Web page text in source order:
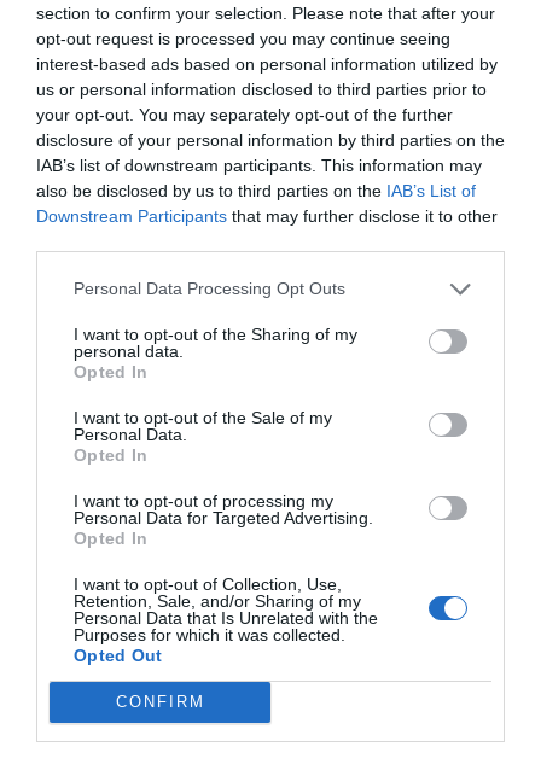
section to confirm your selection. Please note that after your
opt-out request is processed you may continue seeing
interest-based ads based on personal information utilized by
us or personal information disclosed to third parties prior to
your opt-out. You may separately opt-out of the further
disclosure of your personal information by third parties on the
IAB’s list of downstream participants. This information may
also be disclosed by us to third parties on the IAB’s List of
Downstream Participants that may further disclose it to other
Personal Data Processing Opt Outs
I want to opt-out of the Sharing of my
personal data.
Opted In
I want to opt-out of the Sale of my
Personal Data.
Opted In
I want to opt-out of processing my
Personal Data for Targeted Advertising.
Opted In
I want to opt-out of Collection, Use,
Retention, Sale, and/or Sharing of my
Personal Data that Is Unrelated with the
Purposes for which it was collected.
Opted Out
CONFIRM
RELACIONADES
Trens per reobrir la
cultura
Ferrovial dispara el
Adif i
ELS MÉS LLEGITS